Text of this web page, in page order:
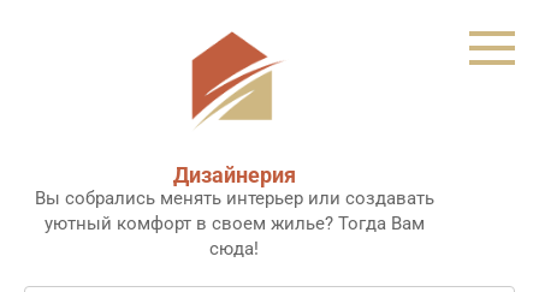
Дизайнерия
Вы собрались менять интерьер или создавать
уютный комфорт в своем жилье? Тогда Вам
сюда!